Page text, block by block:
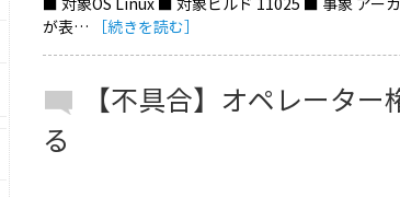
が表…
［続きを読む］
【不具合】オペレータ
る